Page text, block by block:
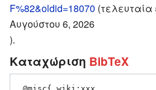
F%82&oldid=18070 (τελευταία
Αυγούστου 6, 2026
).
Καταχώριση BibTeX